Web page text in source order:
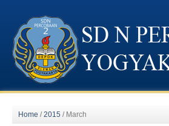
Home /2015 / March